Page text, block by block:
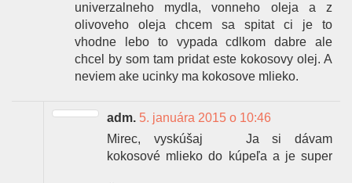
univerzalneho mydla, vonneho oleja a z
olivoveho oleja chcem sa spitat ci je to
vhodne lebo to vypada cdlkom dabre ale
chcel by som tam pridat este kokosovy olej. A
neviem ake ucinky ma kokosove mlieko.
adm. 5. januára 2015 o 10:46
Mirec, vyskúšaj
Ja si dávam
kokosové mlieko do kúpeľa a je super